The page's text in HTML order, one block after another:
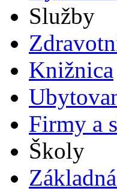
Služby
Knižnica
Firmy a
Školy